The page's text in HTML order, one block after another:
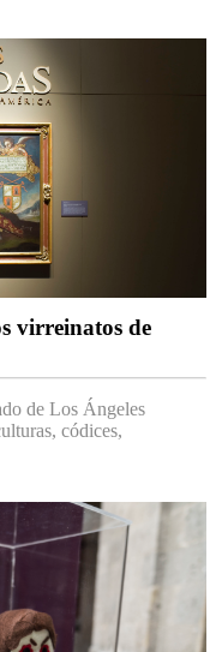
virreinatos de
de Los Ángeles
códices,